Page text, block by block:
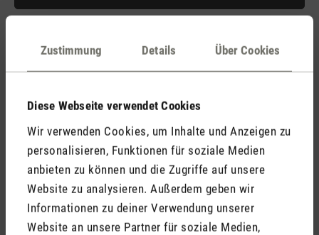
Zustimmung Details Über Cookies
Diese Webseite verwendet Cookies
Wir verwenden Cookies, um Inhalte und Anzeigen zu
personalisieren, Funktionen für soziale Medien
anbieten zu können und die Zugriffe auf unsere
Website zu analysieren. Außerdem geben wir
Informationen zu deiner Verwendung unserer
Website an unsere Partner für soziale Medien,
Trendletter Ventilatoren 2024.doc
Stadler Form
Deine Vorteile